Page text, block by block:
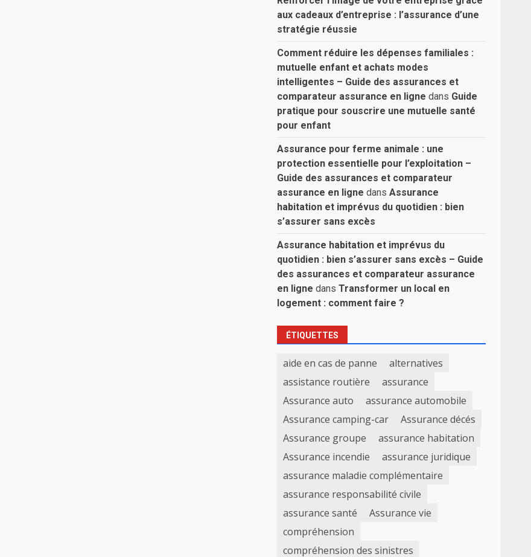
aux cadeaux d’entreprise : l’assurance d’une
stratégie réussie
Comment réduire les dépenses familiales :
mutuelle enfant et achats modes
intelligentes – Guide des assurances et
comparateur assurance en ligne dans Guide
pratique pour souscrire une mutuelle santé
pour enfant
Assurance pour ferme animale : une
protection essentielle pour l’exploitation –
Guide des assurances et comparateur
assurance en ligne dansAssurance
habitation et imprévus du quotidien : bien
s’assurer sans excès
Assurance habitation et imprévus du
quotidien : bien s’assurer sans excès – Guide
des assurances et comparateur assurance
en ligne dansTransformer un local en
logement : comment faire ?
ÉTIQUETTES
aide en cas de panne
alternatives
assistance routière
assurance
Assurance auto
assurance automobile
Assurance camping-car
Assurance décés
Assurance groupe
assurance habitation
Assurance incendie
assurance juridique
assurance maladie complémentaire
assurance responsabilité civile
assurance santé
Assurance vie
compréhension
compréhension des sinistres